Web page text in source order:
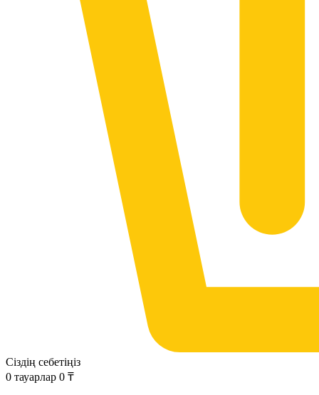
Сіздің себетіңіз
0 тауарлар 0 ₸